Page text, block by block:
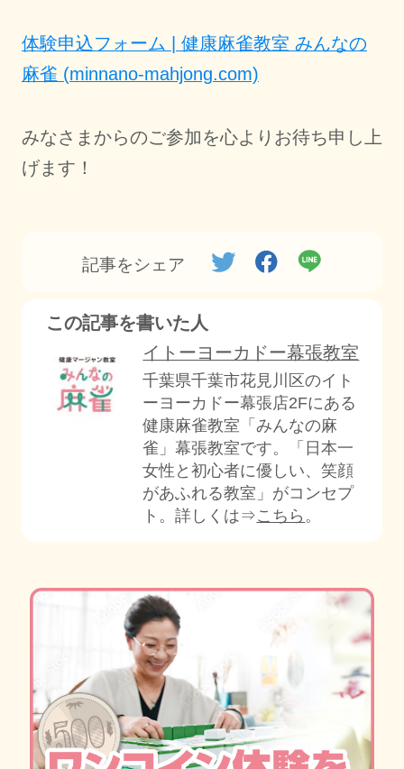
体験申込フォーム | 健康麻雀教室 みんなの
麻雀 (minnano-mahjong.com)
みなさまからのご参加を心よりお待ち申し上
げます！
記事をシェア
この記事を書いた人
イトーヨーカドー幕張教室
千葉県千葉市花見川区のイト
ーヨーカドー幕張店2Fにある
健康麻雀教室「みんなの麻
雀」幕張教室です。「日本一
女性と初心者に優しい、笑顔
があふれる教室」がコンセプ
ト。詳しくは⇒こちら 。